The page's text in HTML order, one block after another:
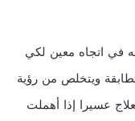
في اتجاه معين لكي
ويتخلص من رؤية
عسيرا إذا أهملت